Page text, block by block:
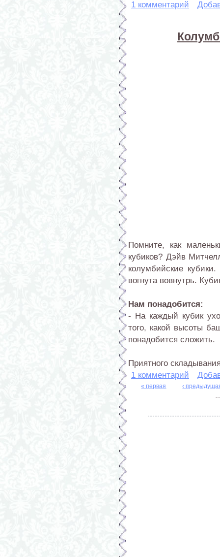
1 комментарий
Помните, как
кубиков? Дэйв
колумбийские
вогнута вовнутрь.
Нам понадобится:
- На каждый кубик
того, какой высоты
понадобится сложить.
Приятного
1 комментарий
« первая
‹